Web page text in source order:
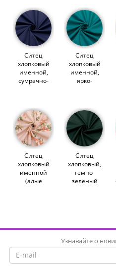
Ситец
хлопковый
именной,
сумрачно-
Ситец
хлопковый
именной,
ярко-
Ситец
хлопковый
именной
(алые
Ситец
хлопковый,
темно-
зеленый
Узнавайте о